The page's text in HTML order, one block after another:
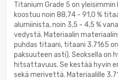
Titanium Grade 5 on
koostuu noin 88,74 - 91,0 %
alumiinista, noin 3,5 - 4,5 %
vedystä. Materiaalin
puhdas titaani, titaani 3.7165
paksuuteen asti). Seoksella on
hitsattavuus. Se kestää hyvin
sekä merivettä. Materiaalille